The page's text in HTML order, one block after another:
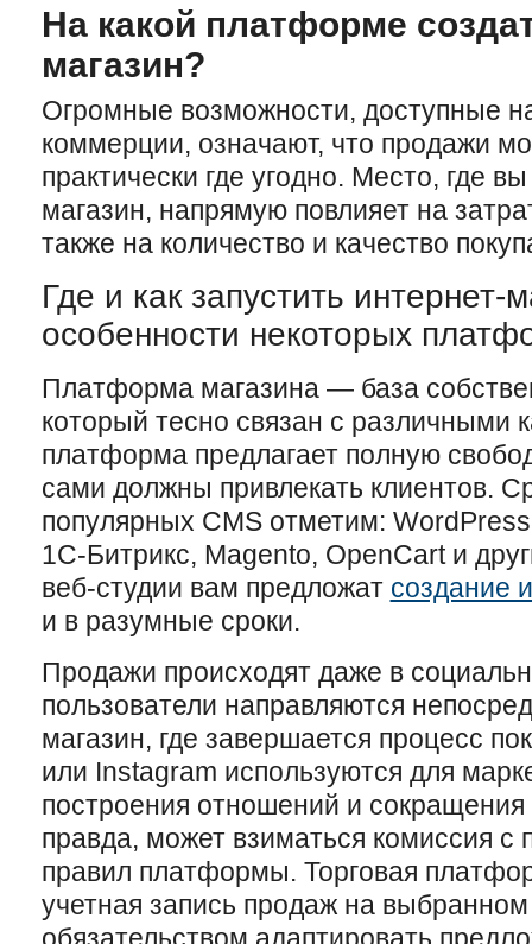
На какой платформе
магазин?
Огромные возможности, доступные
коммерции, означают, что продажи
практически где угодно. Место, где
магазин, напрямую повлияет на
также на количество и качество
Где и как запустить интернет-
особенности некоторых
Платформа магазина — база
который тесно связан с различными
платформа предлагает полную
сами должны привлекать клиентов.
популярных CMS отметим:
1C-Битрикс, Magento, OpenCart и
веб-студии вам предложат создание
и в разумные сроки.
Продажи происходят даже в
пользователи направляются
магазин, где завершается процесс
или Instagram используются для
построения отношений и сокращения
правда, может взиматься комиссия с
правил платформы. Торговая
учетная запись продаж на